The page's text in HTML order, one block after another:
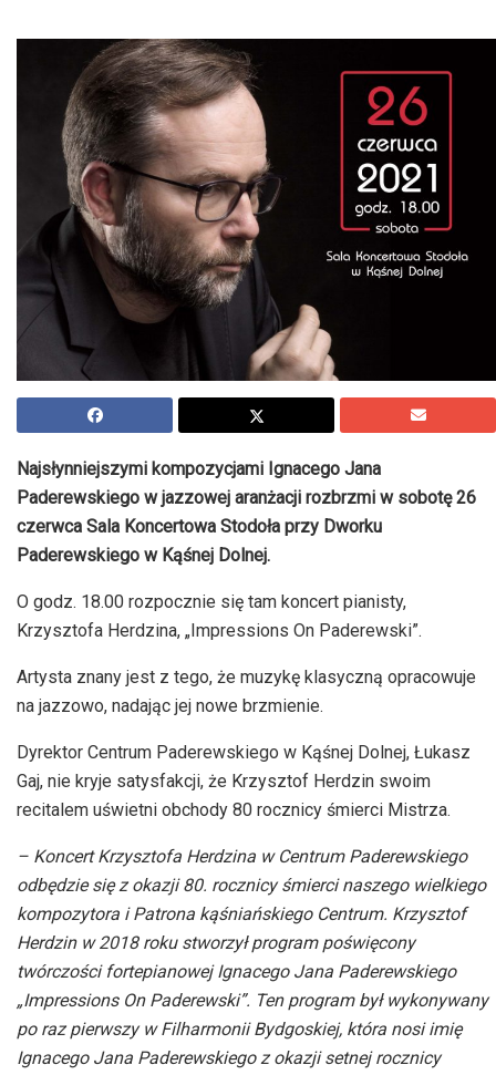
Najsłynniejszymi kompozycjami Ignacego Jana
Paderewskiego w jazzowej aranżacji rozbrzmi w sobotę 26
czerwca Sala Koncertowa Stodoła przy Dworku
Paderewskiego w Kąśnej Dolnej.
O godz. 18.00 rozpocznie się tam koncert pianisty,
Krzysztofa Herdzina, „Impressions On Paderewski”.
Artysta znany jest z tego, że muzykę klasyczną opracowuje
na jazzowo, nadając jej nowe brzmienie.
Dyrektor Centrum Paderewskiego w Kąśnej Dolnej, Łukasz
Gaj, nie kryje satysfakcji, że Krzysztof Herdzin swoim
recitalem uświetni obchody 80 rocznicy śmierci Mistrza.
– Koncert Krzysztofa Herdzina w Centrum Paderewskiego
odbędzie się z okazji 80. rocznicy śmierci naszego wielkiego
kompozytora i Patrona kąśniańskiego Centrum. Krzysztof
Herdzin w 2018 roku stworzył program poświęcony
twórczości fortepianowej Ignacego Jana Paderewskiego
„Impressions On Paderewski”. Ten program był wykonywany
po raz pierwszy w Filharmonii Bydgoskiej, która nosi imię
Ignacego Jana Paderewskiego z okazji setnej rocznicy